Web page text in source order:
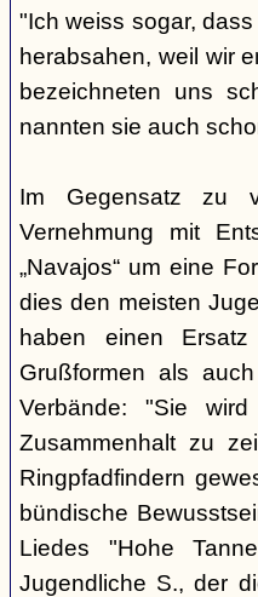
"Ich weiss sogar,
herabsahen, weil wir
bezeichneten uns
nannten sie auch
Im Gegensatz zu
Vernehmung mit
„Navajos“ um eine
dies den meisten
haben einen
Grußformen als
Verbände: "Sie
Zusammenhalt zu
Ringpfadfindern
bündische
Liedes "Hohe
Jugendliche S., der